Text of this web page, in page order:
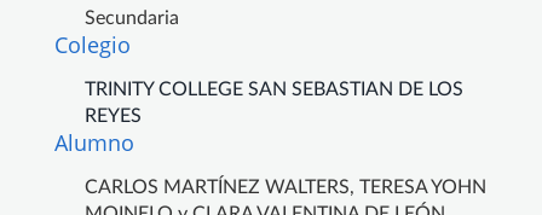
Secundaria
Colegio
TRINITY COLLEGE SAN SEBASTIAN DE LOS
REYES
Alumno
CARLOS MARTÍNEZ WALTERS, TERESA YOHN